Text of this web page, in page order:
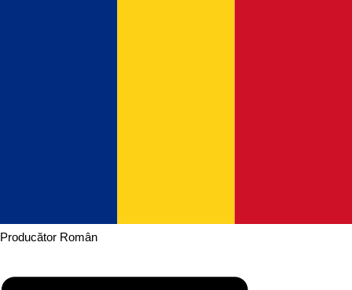
Producător Român